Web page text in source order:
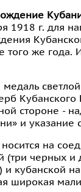
1918 г. для
того же года.
медаль
Кубанского
стороне -
и указание
на
(три черных и
и кубанской
широкая